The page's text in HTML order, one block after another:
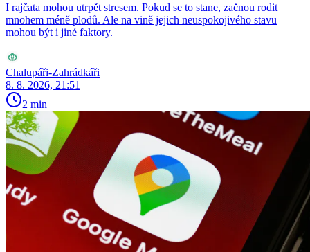
I rajčata mohou utrpět stresem. Pokud se to stane, začnou rodit
mnohem méně plodů. Ale na vině jejich neuspokojivého stavu
mohou být i jiné faktory.
Chalupáři-Zahrádkáři
8. 8. 2026, 21:51
2 min